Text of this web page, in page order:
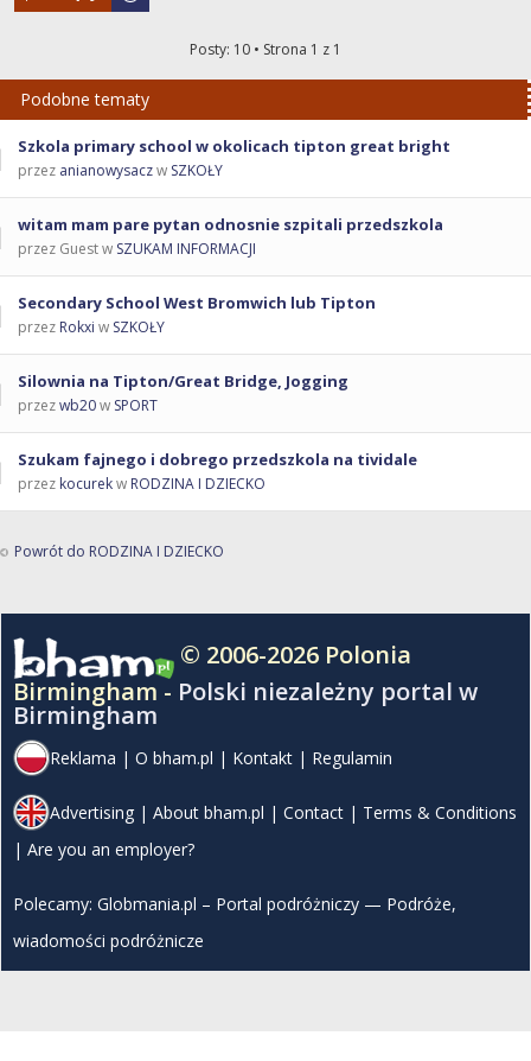
Posty: 10 • Strona 1 z 1
Podobne tematy
Szkola primary school w okolicach tipton great bright
przez anianowysaczw SZKOŁY
witam mam pare pytan odnosnie szpitali przedszkola
przez Guest w SZUKAM INFORMACJI
Secondary School West Bromwich lub Tipton
przez Rokxi w SZKOŁY
Silownia na Tipton/Great Bridge, Jogging
przezwb20w SPORT
Szukam fajnego i dobrego przedszkola na tividale
przez kocurekw RODZINA I DZIECKO
Powrót do RODZINA I DZIECKO
© 2006-2026 Polonia
Birmingham - Polski niezależny portal w
Birmingham
Reklama | O bham.pl | Kontakt | Regulamin
Advertising | About bham.pl | Contact | Terms & Conditions
| Are you an employer?
Polecamy: Globmania.pl – Portal podróżniczy — Podróże,
wiadomości podróżnicze